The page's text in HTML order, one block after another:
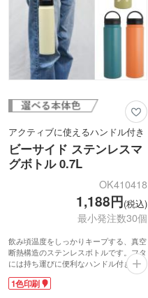
アクティブに使えるハンドル付き
ビーサイド ステンレスマ
グボトル 0.7L
OK410418
1,188円(税込)
最小発注数30個
飲み頃温度をしっかりキープする、真空
断熱構造のステンレスボトルです。フタ
には持ち運びに便利なハンドル付き。表
面はザラっとした手触りで滑りにくくな
っています。約700mlの大きめサイズな
1色印刷